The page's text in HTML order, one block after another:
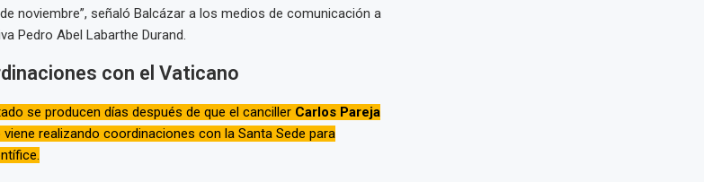
noviembre”, señaló Balcázar a los medios de comunicación a
Pedro Abel Labarthe Durand.
con el Vaticano
se producen días después de que el canciller Carlos Pareja
realizando coordinaciones con la Santa Sede para